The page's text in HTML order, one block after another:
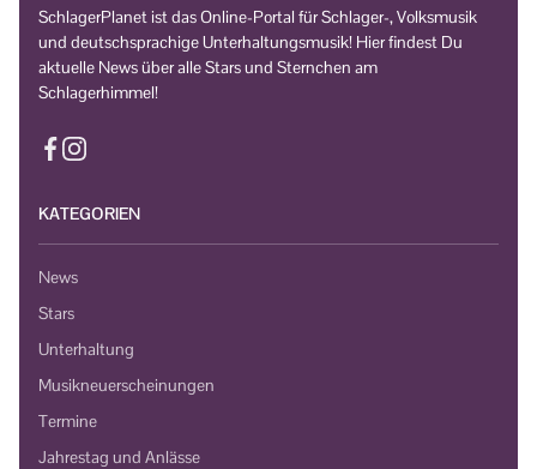
SchlagerPlanet ist das Online-Portal für Schlager-, Volksmusik
und deutschsprachige Unterhaltungsmusik! Hier findest Du
aktuelle News über alle Stars und Sternchen am
Schlagerhimmel!
KATEGORIEN
News
Stars
Unterhaltung
Musikneuerscheinungen
Termine
Jahrestag und Anlässe